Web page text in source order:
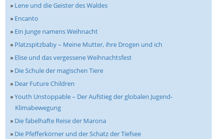
» Lene und die Geister des Waldes
» Encanto
» Ein Junge namens Weihnacht
» Platzspitzbaby – Meine Mutter, ihre Drogen und ich
» Elise und das vergessene Weihnachtsfest
» Die Schule der magischen Tiere
» Dear Future Children
»Youth Unstoppable – Der Aufstieg der globalen Jugend-
Klimabewegung
» Die fabelhafte Reise der Marona
» Die Pfefferkörner und der Schatz der Tiefsee